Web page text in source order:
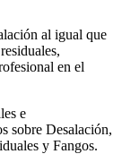
al igual que
en el
e
sobre Desalación,
y Fangos.